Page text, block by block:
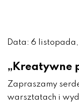
Data: 6 listopada,
„Kreatywne
Zapraszamy
warsztatach i